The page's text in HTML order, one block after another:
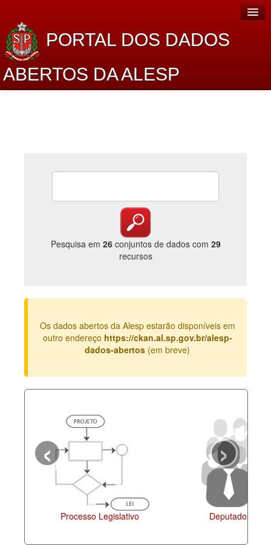
PORTAL DOS DADOS
ABERTOS DA ALESP
Lei de Acesso à Informação
Catálogo de dados
Legislação
Perguntas frequentes
Pesquisa em 26conjuntos de dados com 29
recursos
Os dados abertos da Alesp estarão disponíveis em
outro endereço https://ckan.al.sp.gov.br/alesp-
dados-abertos (em breve)
Processo Legislativo Deputados
‹ ›